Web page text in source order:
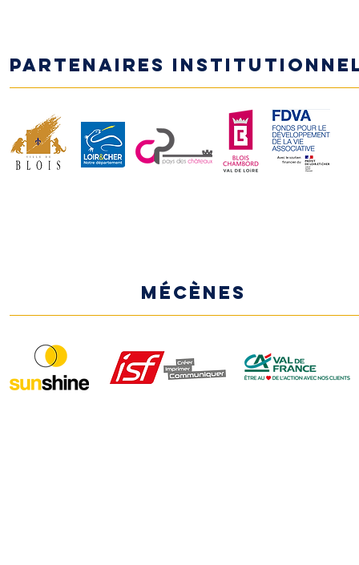
Partenaires
MÉCÈNES